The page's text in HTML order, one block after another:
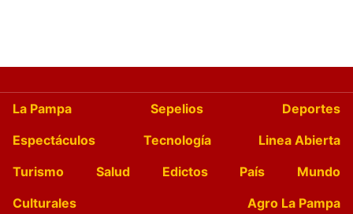
La Pampa Sepelios
Deportes
Espectáculos
Tecnología
Linea Abierta
Turismo
Salud Edictos País
Mundo
Culturales
Agro La Pampa